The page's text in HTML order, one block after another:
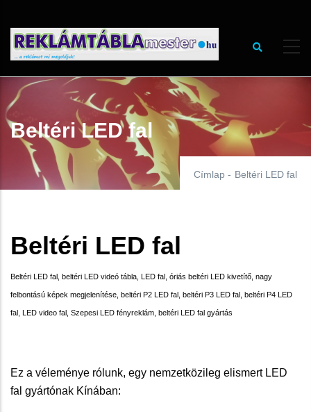
tartalomra
Beltéri LED fal
Címlap - Beltéri LED fal
Beltéri LED fal
Beltéri LED fal, beltéri LED videó tábla, LED fal, óriás beltéri LED kivetítő, nagy
felbontású képek megjelenítése, beltéri P2 LED fal, beltéri P3 LED fal, beltéri P4 LED
fal, LED video fal, Szepesi LED fényreklám, beltéri LED fal gyártás
Ez a véleménye rólunk, egy nemzetközileg elismert LED
fal gyártónak Kínában: